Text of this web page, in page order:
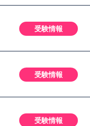
受験情報
受験情報
受験情報